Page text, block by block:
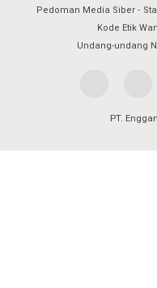
Pedoman Media Siber
Kode Etik
Undang-undang
PT.